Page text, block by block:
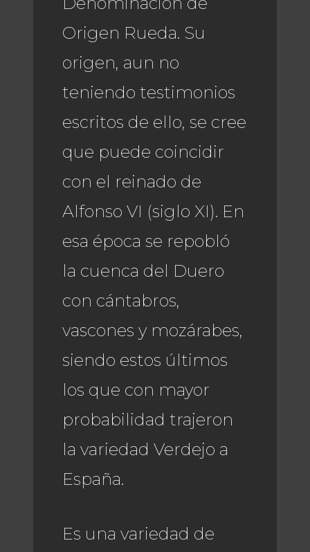
Origen Rueda. Su
origen, aun no
teniendo testimonios
escritos de ello, se cree
que puede coincidir
con el reinado de
Alfonso VI (siglo XI). En
esa época se repobló
la cuenca del Duero
con cántabros,
vascones y mozárabes,
siendo estos últimos
los que con mayor
probabilidad trajeron
la variedad Verdejo a
España.
Es una variedad de